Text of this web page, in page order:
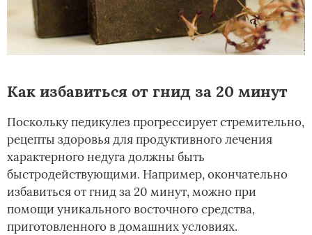
Как избавиться от гнид за 20 минут
Поскольку педикулез прогрессирует стремительно,
рецепты здоровья для продуктивного лечения
характерного недуга должны быть
быстродействующими. Например, окончательно
избавиться от гнид за 20 минут, можно при
помощи уникального восточного средства,
приготовленного в домашних условиях.